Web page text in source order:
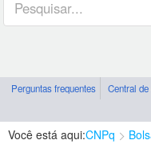
Perguntas frequentes Central
Você está aqui:CNPq